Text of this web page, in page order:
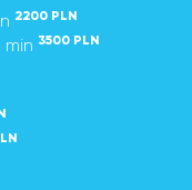
2200 PLN
3500 PLN